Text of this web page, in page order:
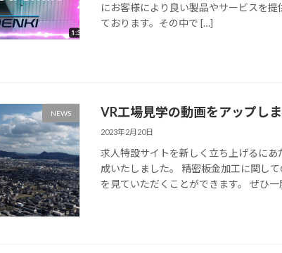
にお客様により良い製品やサービスを
ております。その中で […]
NEWS VR工場見学の動画をアップし
2023年2月20日
求人特設サイトを新しく立ち上げるにあ
成いたしました。 精密板金加工に関し
を見ていただくことができます。 ぜひ一